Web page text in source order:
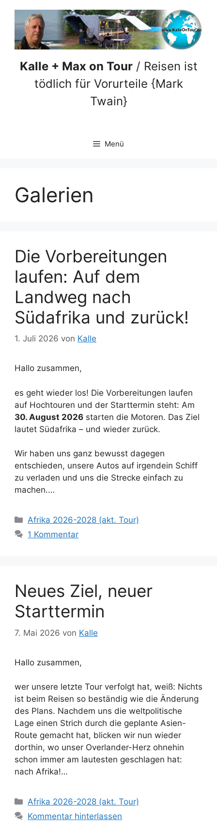
springen
Kalle + Max on Tour/ Reisen ist
tödlich für Vorurteile {Mark
Twain}
Menü
Galerien
Die Vorbereitungen
laufen: Auf dem
Landweg nach
Südafrika und zurück!
1. Juli 2026 von Kalle
Hallo zusammen,
es geht wieder los! Die Vorbereitungen laufen
auf Hochtouren und der Starttermin steht: Am
30. August 2026 starten die Motoren. Das Ziel
lautet Südafrika – und wieder zurück.
Wir haben uns ganz bewusst dagegen
entschieden, unsere Autos auf irgendein Schiff
zu verladen und uns die Strecke einfach zu
machen.…
Kategorien
Afrika 2026-2028 (akt. Tour)
1 Kommentar
Neues Ziel, neuer
Starttermin
7. Mai 2026 von Kalle
Hallo zusammen,
wer unsere letzte Tour verfolgt hat, weiß: Nichts
ist beim Reisen so beständig wie die Änderung
des Plans. Nachdem uns die weltpolitische
Lage einen Strich durch die geplante Asien-
Route gemacht hat, blicken wir nun wieder
dorthin, wo unser Overlander-Herz ohnehin
schon immer am lautesten geschlagen hat:
nach Afrika!…
Kategorien
Afrika 2026-2028 (akt. Tour)
Kommentar hinterlassen